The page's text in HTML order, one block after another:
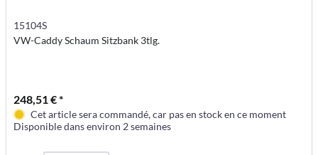
15104S
VW-Caddy Schaum Sitzbank 3tlg.
248,51 € *
Cet article sera commandé, car pas en stock en ce moment
Disponible dans environ 2 semaines